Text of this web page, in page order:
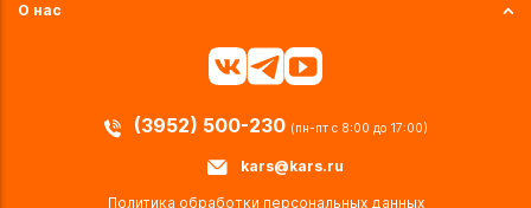
О нас
(3952) 500-230 (пн-пт с 8:00 до 17:00)
kars@kars.ru
Политика обработки персональных данных